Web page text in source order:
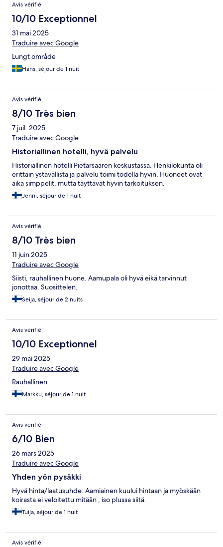
Avis vérifié
10/10 Exceptionnel
31 mai 2025
Traduire avec Google
Lungt område
Hans, séjour de 1 nuit
Avis vérifié
8/10 Très bien
7 juil. 2025
Traduire avec Google
Historiallinen hotelli, hyvä palvelu
Historiallinen hotelli Pietarsaaren keskustassa. Henkilökunta oli
erittäin ystävällistä ja palvelu toimi todella hyvin. Huoneet ovat
aika simppelit, mutta täyttävät hyvin tarkoituksen.
Jenni, séjour de 1 nuit
Avis vérifié
8/10 Très bien
11 juin 2025
Traduire avec Google
Siisti, rauhallinen huone. Aamupala oli hyvä eikä tarvinnut
jonottaa. Suosittelen.
Seija, séjour de 2 nuits
Avis vérifié
10/10 Exceptionnel
29 mai 2025
Traduire avec Google
Rauhallinen
Markku, séjour de 1 nuit
Avis vérifié
6/10 Bien
26 mars 2025
Traduire avec Google
Yhden yön pysäkki
Hyvä hinta/laatusuhde. Aamiainen kuului hintaan ja myöskään
koirasta ei veloitettu mitään , iso plussa siitä.
Tuija, séjour de 1 nuit
Avis vérifié